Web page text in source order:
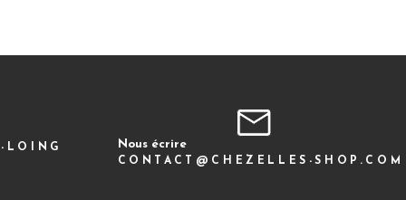
LOING Nous écrire
CONTACT@CHEZELLES-SHOP.COM